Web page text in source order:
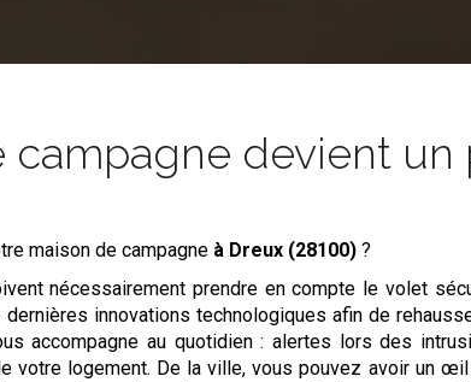
campagne devient un
maison de campagne à Dreux (28100) ?
nécessairement prendre en compte le volet
innovations technologiques afin de
accompagne au quotidien : alertes lors des
votre logement. De la ville, vous pouvez avoir un